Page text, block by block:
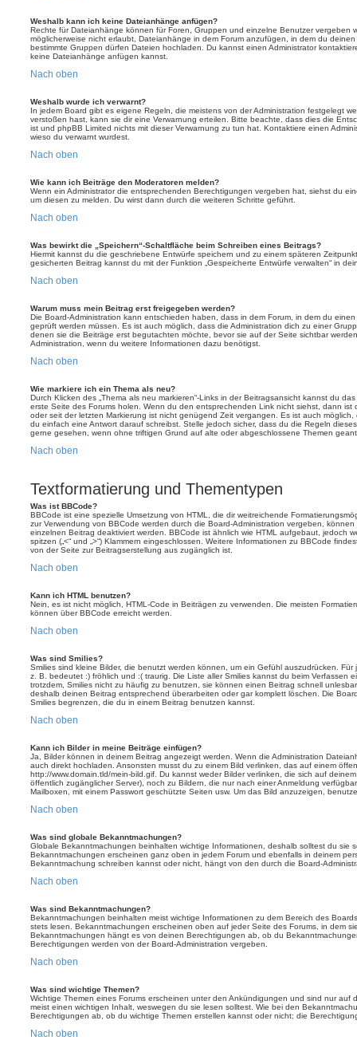
Weshalb kann ich keine Dateianhänge anfügen?
Rechte für Dateianhänge können für Foren, Gruppen und einzelne Benutzer vergeben
möglicherweise nicht erlaubt, Dateianhänge in dem Forum anzufügen, in dem du
bestimmte Gruppen dürfen Dateien hochladen. Du kannst einen Administrator
keine Dateianhänge anfügen kannst.
Nach oben
Weshalb wurde ich verwarnt?
In jedem Board gibt es eigene Regeln, die meistens von der Administration festgelegt
verstoßen hast, kann sie dir eine Verwarnung erteilen. Bitte beachte, dass dies die
ist und phpBB Limited nichts mit dieser Verwarnung zu tun hat. Kontaktiere einen
wieso du verwarnt wurdest.
Nach oben
Wie kann ich Beiträge den Moderatoren melden?
Wenn ein Administrator die entsprechenden Berechtigungen vergeben hat, siehst du
um diesen zu melden. Du wirst dann durch die weiteren Schritte geführt.
Nach oben
Was bewirkt die „Speichern“-Schaltfläche beim Schreiben eines Beitrags?
Hiermit kannst du die geschriebene Entwürfe speichern und zu einem späteren
gesicherten Beitrag kannst du mit der Funktion „Gespeicherte Entwürfe verwalten“ in
Nach oben
Warum muss mein Beitrag erst freigegeben werden?
Die Board-Administration kann entschieden haben, dass in dem Forum, in dem du
geprüft werden müssen. Es ist auch möglich, dass die Administration dich zu einer
denen sie die Beiträge erst begutachten möchte, bevor sie auf der Seite sichtbar
Administration, wenn du weitere Informationen dazu benötigst.
Nach oben
Wie markiere ich ein Thema als neu?
Durch Klicken des „Thema als neu markieren“-Links in der Beitragsansicht kannst du
erste Seite des Forums holen. Wenn du den entsprechenden Link nicht siehst, dann ist
oder seit der letzten Markierung ist nicht genügend Zeit vergangen. Es ist auch
du einfach eine Antwort darauf schreibst. Stelle jedoch sicher, dass du die Regeln
gerne gesehen, wenn ohne triftigen Grund auf alte oder abgeschlossene Themen
Nach oben
Textformatierung und Thementypen
Was ist BBCode?
BBCode ist eine spezielle Umsetzung von HTML, die dir weitreichende
zur Verwendung von BBCode werden durch die Board-Administration vergeben,
einzelnen Beitrag deaktiviert werden. BBCode ist ähnlich wie HTML aufgebaut, jedoch
spitzen („<“ und „>“) Klammern eingeschlossen. Weitere Informationen zu BBCode
von der Seite zur Beitragserstellung aus zugänglich ist.
Nach oben
Kann ich HTML benutzen?
Nein, es ist nicht möglich, HTML-Code in Beiträgen zu verwenden. Die meisten
können über BBCode erreicht werden.
Nach oben
Was sind Smilies?
Smilies sind kleine Bilder, die benutzt werden können, um ein Gefühl auszudrücken.
z. B. bedeutet :) fröhlich und :( traurig. Die Liste aller Smilies kannst du beim Verfassen
trotzdem, Smilies nicht zu häufig zu benutzen, sie können einen Beitrag schnell
deshalb deinen Beitrag entsprechend überarbeiten oder gar komplett löschen. Die
Smilies begrenzen, die du in einem Beitrag benutzen kannst.
Nach oben
Kann ich Bilder in meine Beiträge einfügen?
Ja, Bilder können in deinem Beitrag angezeigt werden. Wenn die Administration
auch direkt hochladen. Ansonsten musst du zu einem Bild verlinken, das auf einem
http://www.domain.tld/mein-bild.gif. Du kannst weder Bilder verlinken, die sich auf
öffentlich zugänglicher Server), noch zu Bildern, die nur nach einer Anmeldung
Mailboxen, mit einem Passwort geschützte Seiten usw. Um das Bild anzuzeigen,
Nach oben
Was sind globale Bekanntmachungen?
Globale Bekanntmachungen beinhalten wichtige Informationen, deshalb solltest du sie
Bekanntmachungen erscheinen ganz oben in jedem Forum und ebenfalls in deinem
Bekanntmachung schreiben kannst oder nicht, hängt von den durch die Board-
Nach oben
Was sind Bekanntmachungen?
Bekanntmachungen beinhalten meist wichtige Informationen zu dem Bereich des
stets lesen. Bekanntmachungen erscheinen oben auf jeder Seite des Forums, in dem
Bekanntmachungen hängt es von deinen Berechtigungen ab, ob du
Berechtigungen werden von der Board-Administration vergeben.
Nach oben
Was sind wichtige Themen?
Wichtige Themen eines Forums erscheinen unter den Ankündigungen und sind nur auf
meist einen wichtigen Inhalt, weswegen du sie lesen solltest. Wie bei den
Berechtigungen ab, ob du wichtige Themen erstellen kannst oder nicht; die
Nach oben